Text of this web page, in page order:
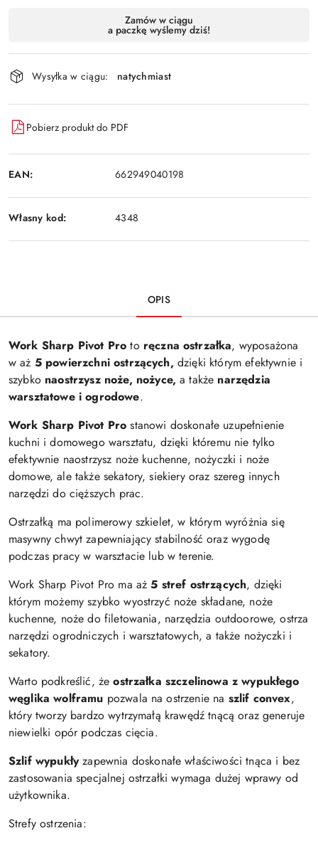
Wyślij
dostawa
Zamów w ciągu
a paczkę wyślemy dziś!
Wysyłka w ciągu: natychmiast
Pobierz produkt do PDF
EAN: 662949040198
Własny kod: 4348
OPIS
Work Sharp Pivot Pro to ręczna ostrzałka, wyposażona
w aż 5 powierzchni ostrzących, dzięki którym efektywnie i
szybko naostrzysz noże, nożyce, a także narzędzia
warsztatowe i ogrodowe.
Work Sharp Pivot Pro stanowi doskonałe uzupełnienie
kuchni i domowego warsztatu, dzięki któremu nie tylko
efektywnie naostrzysz noże kuchenne, nożyczki i noże
domowe, ale także sekatory, siekiery oraz szereg innych
narzędzi do cięższych prac.
Ostrzałką ma polimerowy szkielet, w którym wyróżnia się
masywny chwyt zapewniający stabilność oraz wygodę
podczas pracy w warsztacie lub w terenie.
Work Sharp Pivot Pro ma aż 5 stref ostrzących, dzięki
którym możemy szybko wyostrzyć noże składane, noże
kuchenne, noże do filetowania, narzędzia outdoorowe, ostrza
narzędzi ogrodniczych i warsztatowych, a także nożyczki i
sekatory.
Warto podkreślić, że ostrzałka szczelinowa z wypukłego
węglika wolframu pozwala na ostrzenie na szlif convex,
który tworzy bardzo wytrzymałą krawędź tnącą oraz generuje
niewielki opór podczas cięcia.
Szlif wypukły zapewnia doskonałe właściwości tnąca i bez
zastosowania specjalnej ostrzałki wymaga dużej wprawy od
użytkownika.
Strefy ostrzenia: